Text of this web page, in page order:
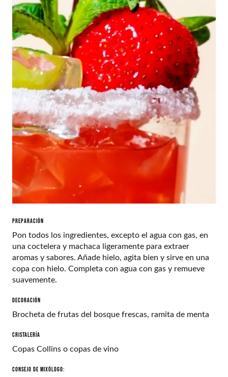
Preparación
Pon todos los ingredientes, excepto el agua con gas, en
una coctelera y machaca ligeramente para extraer
aromas y sabores. Añade hielo, agita bien y sirve en una
copa con hielo. Completa con agua con gas y remueve
suavemente.
DECORACIÓN
Brocheta de frutas del bosquefrescas, ramita de menta
CRISTALERÍA
Copas Collins o copas de vino
Consejo de mixólogo: